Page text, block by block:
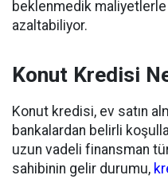
beklenmedik maliyetlerle
azaltabiliyor.
Konut Kredisi
Konut kredisi, ev satın
bankalardan belirli
uzun vadeli finansman
sahibinin gelir durumu,